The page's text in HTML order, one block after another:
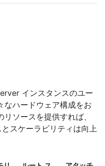
インスタンスのユー
なハードウェア構成をお
ソースを提供すれば、
スケーラビリティは向上